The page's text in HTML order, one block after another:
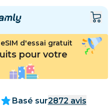
d'essai gratuit
pour votre
Basé sur2872 avis